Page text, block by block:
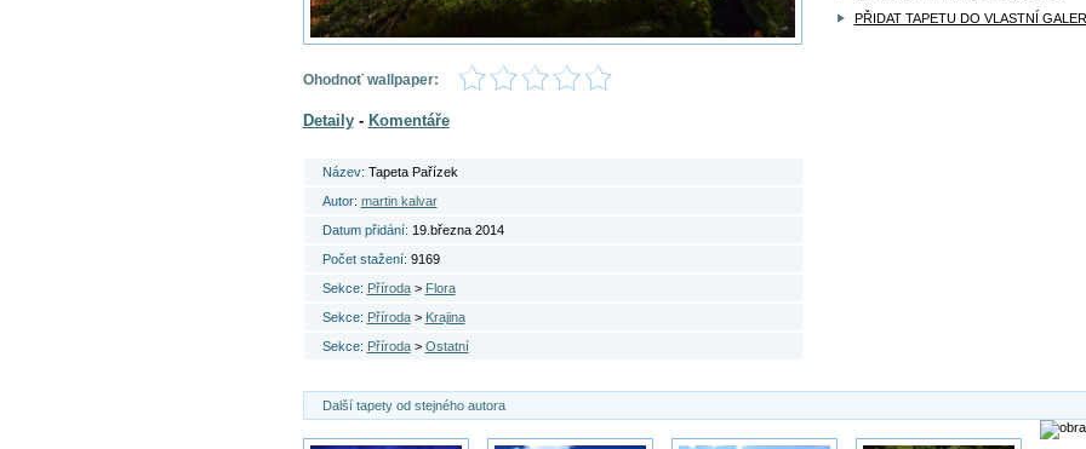
Ohodnoť wallpaper:
Detaily- Komentáře
Název: Tapeta Pařízek
Autor: martin kalvar
Datum přidání: 19.března 2014
Počet stažení: 9169
Sekce: Příroda> Flora
Sekce: Příroda> Krajina
Sekce: Příroda> Ostatní
PŘIDAT TAPETU DO VLASTNÍ
Další tapety od stejného autora